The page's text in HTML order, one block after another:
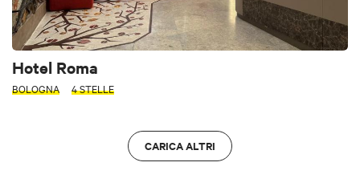
Hotel Roma
BOLOGNA 4 STELLE
CARICA ALTRI